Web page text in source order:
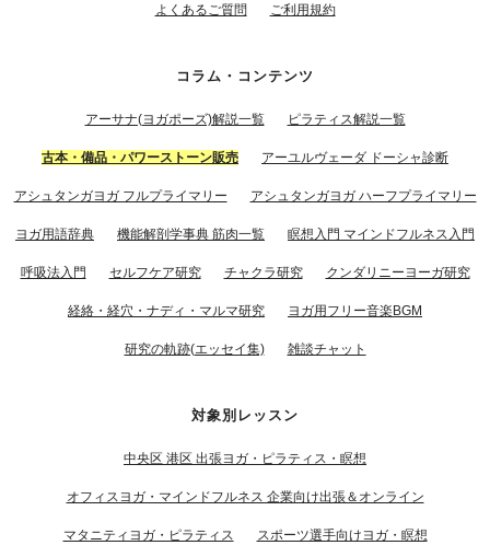
よくあるご質問 ご利用規約
コラム・コンテンツ
アーサナ(ヨガポーズ)解説一覧 ピラティス解説一覧
古本・備品・パワーストーン販売 アーユルヴェーダ ドーシャ診断
アシュタンガヨガ フルプライマリー アシュタンガヨガ ハーフプライマリー
ヨガ用語辞典 機能解剖学事典 筋肉一覧 瞑想入門 マインドフルネス入門
呼吸法入門 セルフケア研究 チャクラ研究 クンダリニーヨーガ研究
経絡・経穴・ナディ・マルマ研究 ヨガ用フリー音楽BGM
研究の軌跡(エッセイ集) 雑談チャット
対象別レッスン
中央区 港区 出張ヨガ・ピラティス・瞑想
オフィスヨガ・マインドフルネス 企業向け出張＆オンライン
マタニティヨガ・ピラティス スポーツ選手向けヨガ・瞑想